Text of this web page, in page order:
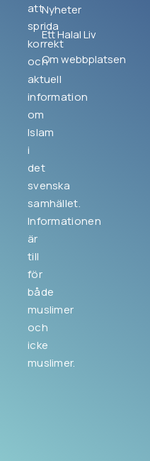
att
sprida
korrekt
och
aktuell
information
om
Islam
i
det
svenska
samhället.
Informationen
är
till
för
både
muslimer
och
icke
muslimer.
Nyheter
Ett Halal Liv
Om webbplatsen